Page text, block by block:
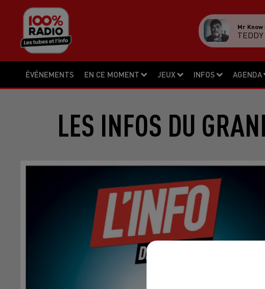
ÉVÉNEMENTS EN CE MOMENT JEUX INFOS AGENDA
Mr
LES INFOS DU